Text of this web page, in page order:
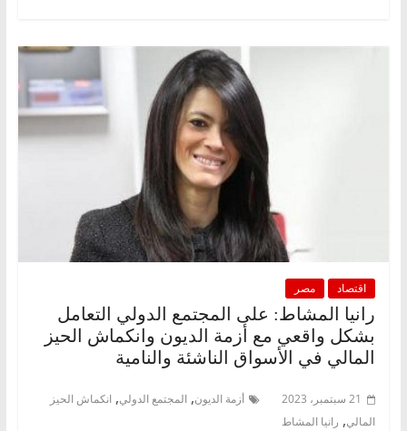
اقتصاد مصر
رانيا المشاط: على المجتمع الدولي التعامل
بشكل واقعي مع أزمة الديون وانكماش الحيز
المالي في الأسواق الناشئة والنامية
21 سبتمبر، 2023 أزمة الديون, المجتمع الدولي, انكماش الحيز
المالي, رانيا المشاط